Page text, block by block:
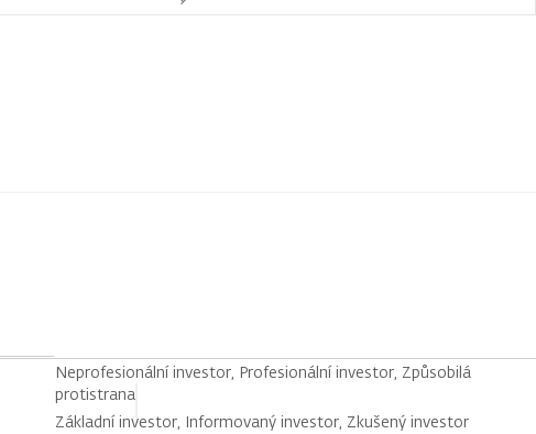
Neprofesionální investor, Profesionální investor, Způsobilá
protistrana
Základní investor, Informovaný investor, Zkušený investor